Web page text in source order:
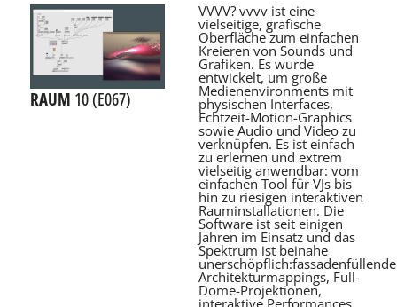
RAUM 10 (E067)
VVVV? vvvv ist eine
vielseitige, grafische
Oberfläche zum einfachen
Kreieren von Sounds und
Grafiken. Es wurde
entwickelt, um große
Medienenvironments mit
physischen Interfaces,
Echtzeit-Motion-Graphics
sowie Audio und Video zu
verknüpfen. Es ist einfach
zu erlernen und extrem
vielseitig anwendbar: vom
einfachen Tool für VJs bis
hin zu riesigen interaktiven
Rauminstallationen. Die
Software ist seit einigen
Jahren im Einsatz und das
Spektrum ist beinahe
unerschöpflich:fassadenfüllende
Architekturmappings, Full-
Dome-Projektionen,
interaktive Performances